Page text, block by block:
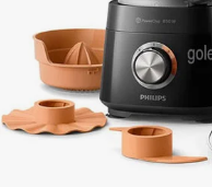
سبد آشپزخانه
ترازوی آشپزخانه و شخصی
لوازم جانبی